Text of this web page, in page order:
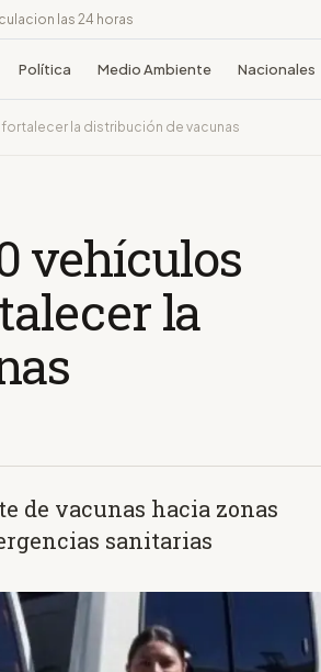
las 24 horas
Política Medio Ambiente Nacionales
la distribución de vacunas
vehículos
la
de vacunas hacia zonas
sanitarias